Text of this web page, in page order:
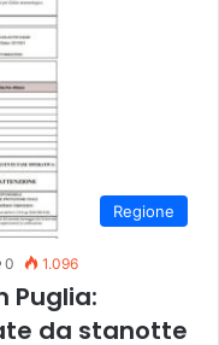
Regione
0 1.096
Puglia:
da stanotte